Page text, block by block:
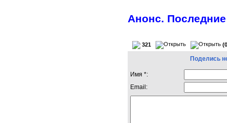
Анонс.
321
Поделись
Имя *:
Email: